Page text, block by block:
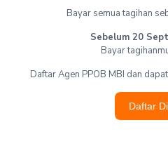
Bayar semua tagihan
Sebelum 20
Bayar
Daftar Agen PPOB MBI dan
Daftar